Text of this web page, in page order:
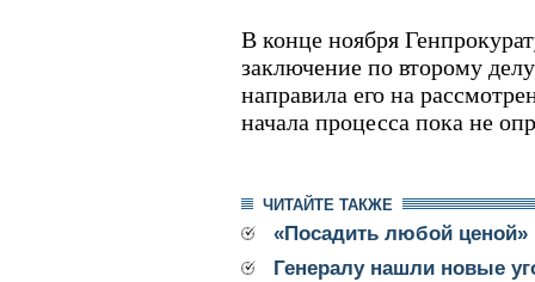
В конце ноября
заключение по второму
направила его на
начала процесса пока не
ЧИТАЙТЕ ТАКЖЕ
«Посадить любой ценой»
Генералу нашли новые